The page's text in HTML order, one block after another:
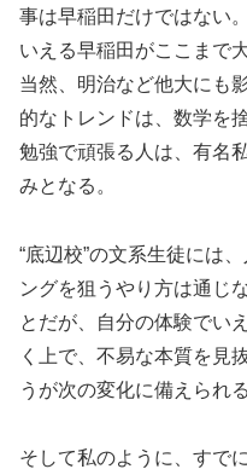
事は早稲田だけではない
いえる早稲田がここまで
当然、明治など他大にも
的なトレンドは、数学を
勉強で頑張る人は、有名
みとなる。
“底辺校”の文系生徒には
ングを狙うやり方は通じ
とだが、自分の体験でい
く上で、不易な本質を見
うが次の変化に備えられ
そして私のように、すで